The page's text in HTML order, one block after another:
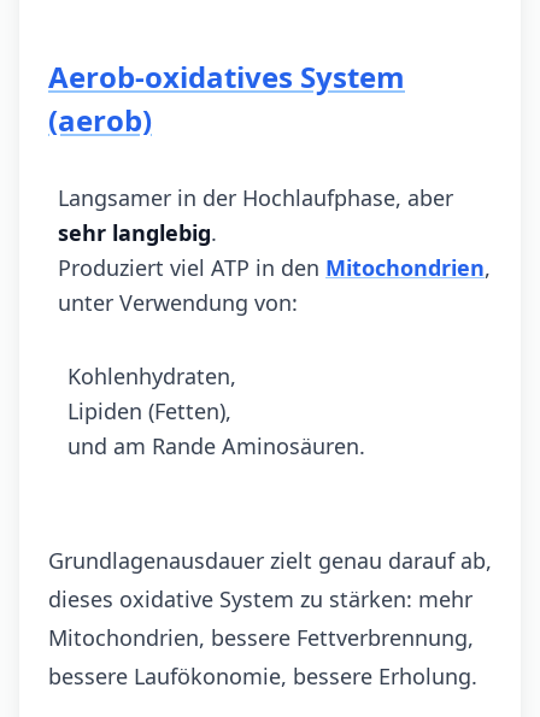
Aerob-oxidatives System
(aerob)
Langsamer in der Hochlaufphase, aber
sehr langlebig.
Produziert viel ATP in den Mitochondrien,
unter Verwendung von:
Kohlenhydraten,
Lipiden (Fetten),
und am Rande Aminosäuren.
Grundlagenausdauer zielt genau darauf ab,
dieses oxidative System zu stärken: mehr
Mitochondrien, bessere Fettverbrennung,
bessere Laufökonomie, bessere Erholung.